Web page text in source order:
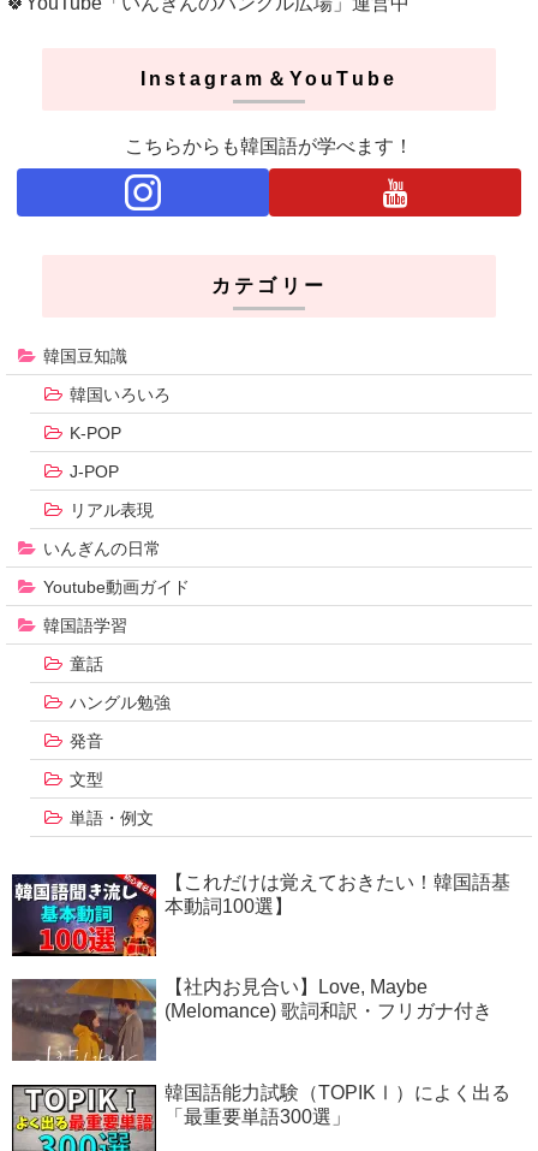
Instagram＆YouTube
こちらからも韓国語が学べます！
カテゴリー
韓国豆知識
韓国いろいろ
K-POP
J-POP
リアル表現
いんぎんの日常
Youtube動画ガイド
韓国語学習
童話
ハングル勉強
発音
文型
単語・例文
【これだけは覚えておきたい！韓国語基
本動詞100選】
【社内お見合い】Love, Maybe
(Melomance) 歌詞和訳・フリガナ付き
韓国語能力試験（TOPIKⅠ）によく出る
「最重要単語300選」